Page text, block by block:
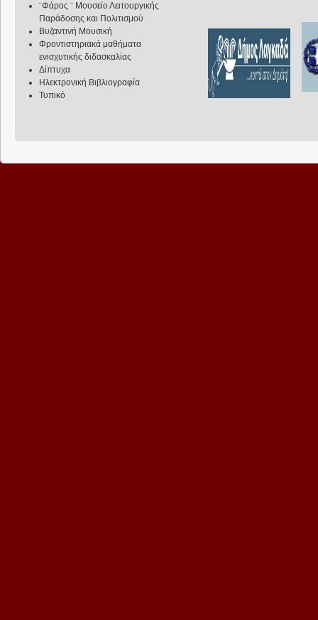
¨Φάρος ¨ Μουσείο Λειτουργικής
Παράδοσης και Πολιτισμού
Βυζαντινή Μουσική
Φροντιστηριακά μαθήματα
ενισχυτικής διδασκαλίας
Δίπτυχα
Ηλεκτρονική Βιβλιογραφία
Τυπικό